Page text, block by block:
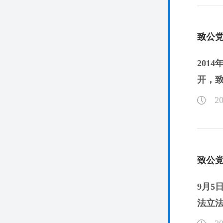
致公
2014
开，
致公
9月5
法立